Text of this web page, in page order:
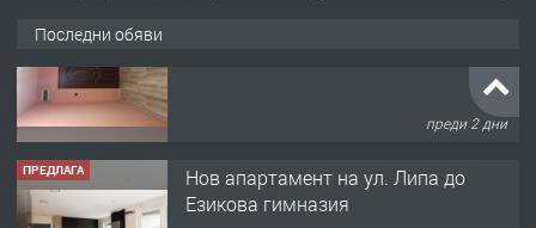
Последни обяви
ПРЕДЛАГА
преди 2 дни